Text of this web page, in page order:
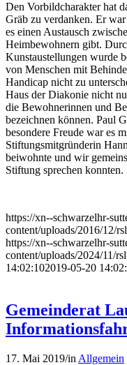
Den Vorbildcharakter hat
Gräb zu verdanken. Er
es einen Austausch
Heimbewohnern gibt.
Kunstaustellungen wurde
von Menschen mit
Handicap nicht zu
Haus der Diakonie nicht
die Bewohnerinnen und
bezeichnen können. Paul
besondere Freude war es
Stiftungsmitgründerin
beiwohnte und wir
Stiftung sprechen konnten.
https://xn--schwarzelhr-
content/uploads/2016/12/
https://xn--schwarzelhr-
content/uploads/2024/11/
14:02:102019-05-20
Gemeinderat
17. Mai 2019/in Allgemein